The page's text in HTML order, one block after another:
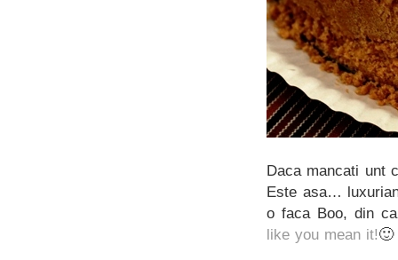
Daca mancati unt
Este asa…
o faca Boo, din
like you mean it!🙂